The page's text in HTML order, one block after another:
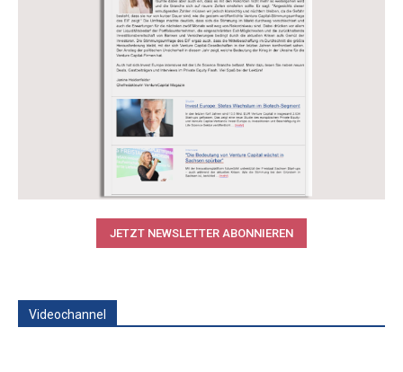
JETZT NEWSLETTER ABONNIEREN
Videochannel